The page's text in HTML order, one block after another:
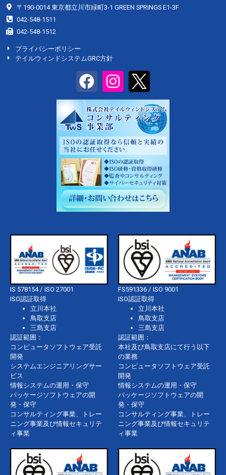
〒190-0014 東京都立川市緑町3-1 GREEN SPRINGS E1-3F
042-548-1511
042-548-1512
プライバシーポリシー
テイルウィンドシステムGRC方針
IS 578154 / ISO 27001
ISO認証取得
立川本社
鳥取支店
三島支店
認証範囲：
コンピュータソフトウェア受託
開発
システムエンジニアリングサー
ビス
情報システムの運用・保守
パッケージソフトウェアの開
発・保守
コンサルティング事業、トレー
ニング事業及び情報セキュリテ
ィ事業
FS591336 / ISO 9001
ISO認証取得
立川本社
鳥取支店
三島支店
認証範囲：
本社及び鳥取支店にて行う以下
の業務
コンピュータソフトウェア受託
開発
情報システムの運用・保守
パッケージソフトウェアの開
発・保守
コンサルティング事業、トレー
ニング事業及び情報セキュリテ
ィ事業